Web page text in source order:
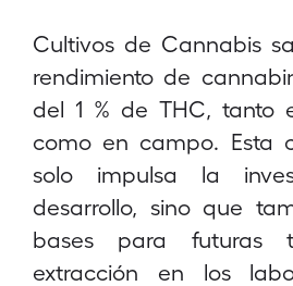
Cultivos de Cannabis
rendimiento de
del 1 % de THC, tanto
como en campo. Esta
solo impulsa la
desarrollo, sino que
bases para futuras
extracción en los